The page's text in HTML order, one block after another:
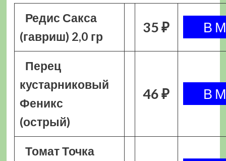
Редис Сакса
(гавриш) 2,0 гр
35 ₽
Перец
кустарниковый
Феникс
(острый)
46 ₽
Томат Точка